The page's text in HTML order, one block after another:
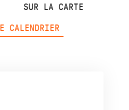
SUR LA CARTE
CALENDRIER